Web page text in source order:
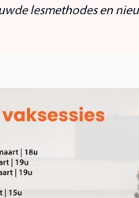
lesmethodes en